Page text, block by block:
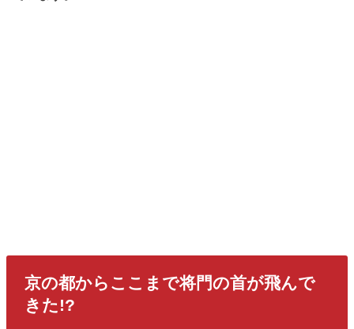
京の都からここまで将門の首が飛んで
きた!?